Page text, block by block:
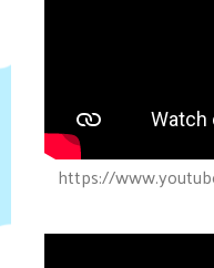
https://